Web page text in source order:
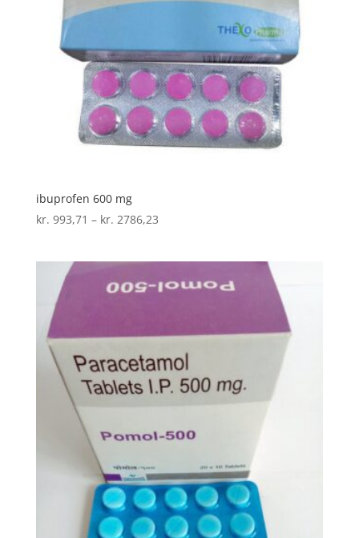
ibuprofen 600 mg
kr. 993,71 – kr. 2786,23Prisinterval: